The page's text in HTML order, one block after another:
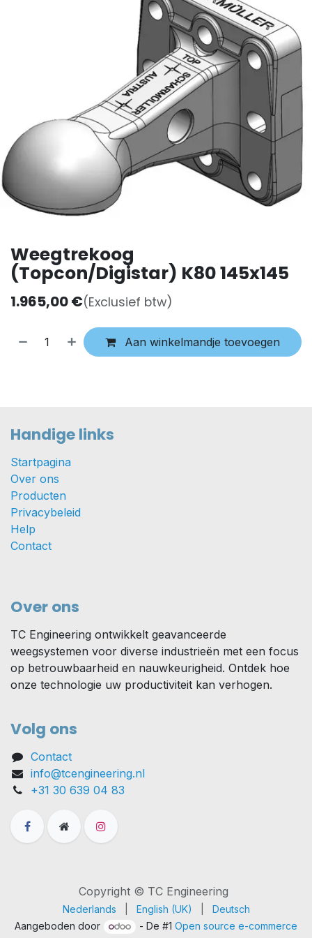
Weegtrekoog
(Topcon/Digistar) K80 145x145
1.965,00€(Exclusief btw)
Aan winkelmandje toevoegen
Handige links
Startpagina
Over ons
Producten
Privacybeleid
Help
Contact
Over ons
TC Engineering ontwikkelt geavanceerde
weegsystemen voor diverse industrieën met een focus
op betrouwbaarheid en nauwkeurigheid. Ontdek hoe
onze technologie uw productiviteit kan verhogen.
Volg ons
Contact
info@tcengineering.nl
+31 30 639 04 83
Copyright © TC Engineering
Nederlands English (UK)
Deutsch
Aangeboden door
- De #1Open source e-commerce